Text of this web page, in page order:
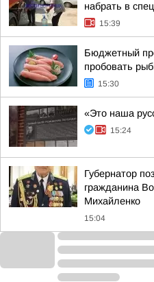
набрать в
15:39
Бюджетный
пробовать
15:30
«Это наша
15:24
Губернатор
гражданина
Михайленко
15:04